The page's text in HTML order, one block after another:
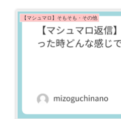
【マシュマロ】そもそも・その他